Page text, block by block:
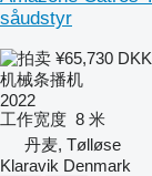
såudstyr
¥65,730
机械条播机
2022
工作宽度 8 米
丹麦, Tølløse
Klaravik Denmark